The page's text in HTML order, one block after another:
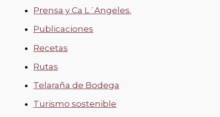
Prensa y Ca L´Angeles.
Publicaciones
Recetas
Rutas
Telaraña de Bodega
Turismo sostenible